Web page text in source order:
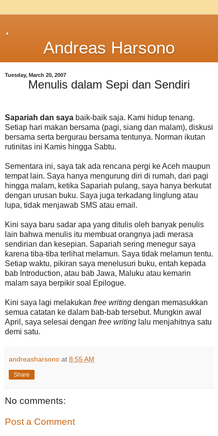
.
Andreas Harsono
Tuesday, March 20, 2007
Menulis dalam Sepi dan Sendiri
Sapariah dan saya baik-baik saja. Kami hidup tenang.
Setiap hari makan bersama (pagi, siang dan malam), diskusi
bersama serta bergurau bersama tentunya. Norman ikutan
rutinitas ini Kamis hingga Sabtu.
Sementara ini, saya tak ada rencana pergi ke Aceh maupun
tempat lain. Saya hanya mengurung diri di rumah, dari pagi
hingga malam, ketika Sapariah pulang, saya hanya berkutat
dengan urusan buku. Saya juga terkadang linglung atau
lupa, tidak menjawab SMS atau email.
Kini saya baru sadar apa yang ditulis oleh banyak penulis
lain bahwa menulis itu membuat orangnya jadi merasa
sendirian dan kesepian. Sapariah sering menegur saya
karena tiba-tiba terlihat melamun. Saya tidak melamun tentu.
Setiap waktu, pikiran saya menelusuri buku, entah kepada
bab Introduction, atau bab Jawa, Maluku atau kemarin
malam saya berpikir soal Epilogue.
Kini saya lagi melakukan free writing dengan memasukkan
semua catatan ke dalam bab-bab tersebut. Mungkin awal
April, saya selesai dengan free writing lalu menjahitnya satu
demi satu.
andreasharsono at 8:55 AM
Share
No comments:
Post a Comment